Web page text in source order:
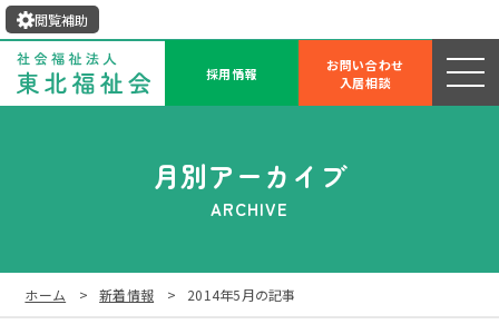
閲覧補助
採用情報
お問い合わせ
入居相談
月別アーカイブ
ARCHIVE
ホーム 新着情報 2014年5月の記事